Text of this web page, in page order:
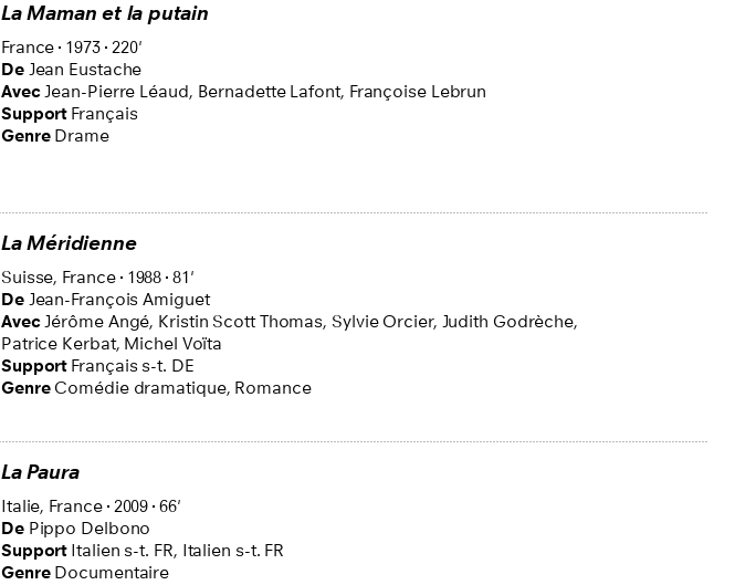
La Maman et la putain
France 1973 220'
De Jean Eustache
Avec Jean-Pierre Léaud, Bernadette Lafont, Françoise Lebrun
Support Français
Genre Drame
La Méridienne
Suisse, France 1988 81'
De Jean-François Amiguet
Avec Jérôme Angé, Kristin Scott Thomas, Sylvie Orcier, Judith Godrèche,
Patrice Kerbat, Michel Voïta
Support Français s-t. DE
Genre Comédie dramatique, Romance
La Paura
Italie, France 2009 66'
De Pippo Delbono
Support Italien s-t. FR, Italien s-t. FR
Genre Documentaire